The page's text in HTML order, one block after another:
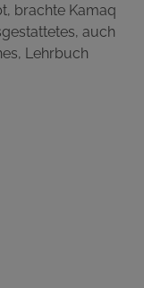
brachte Kamaq
auch
Lehrbuch